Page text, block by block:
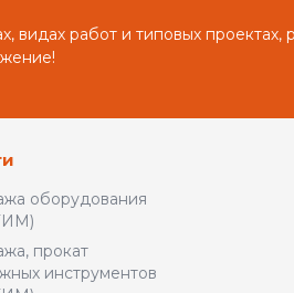
видах работ и типовых проектах,
оборудования
прокат
инструментов